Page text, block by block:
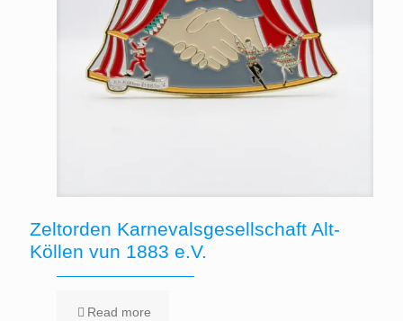
Zeltorden Karnevalsgesellschaft Alt-
Köllen vun 1883 e.V.
Read more